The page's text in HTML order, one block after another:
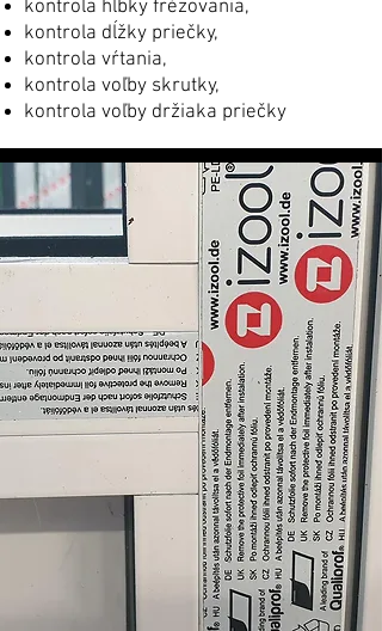
kontrola hĺbky frézovania,
kontrola dĺžky priečky,
kontrola vŕtania,
kontrola voľby skrutky,
kontrola voľby držiaka priečky